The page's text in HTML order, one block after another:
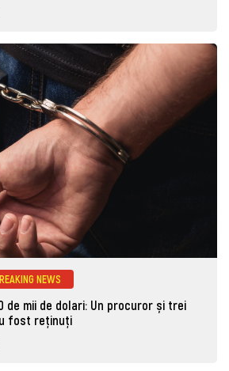
NEWS
de mii de dolari: Un procuror și trei
fost reținuți